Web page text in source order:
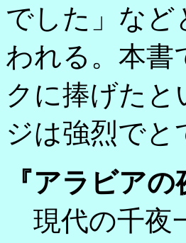
でした」など
われる。本書
クに捧げた
ジは強烈でと
『アラビア
現代の千夜